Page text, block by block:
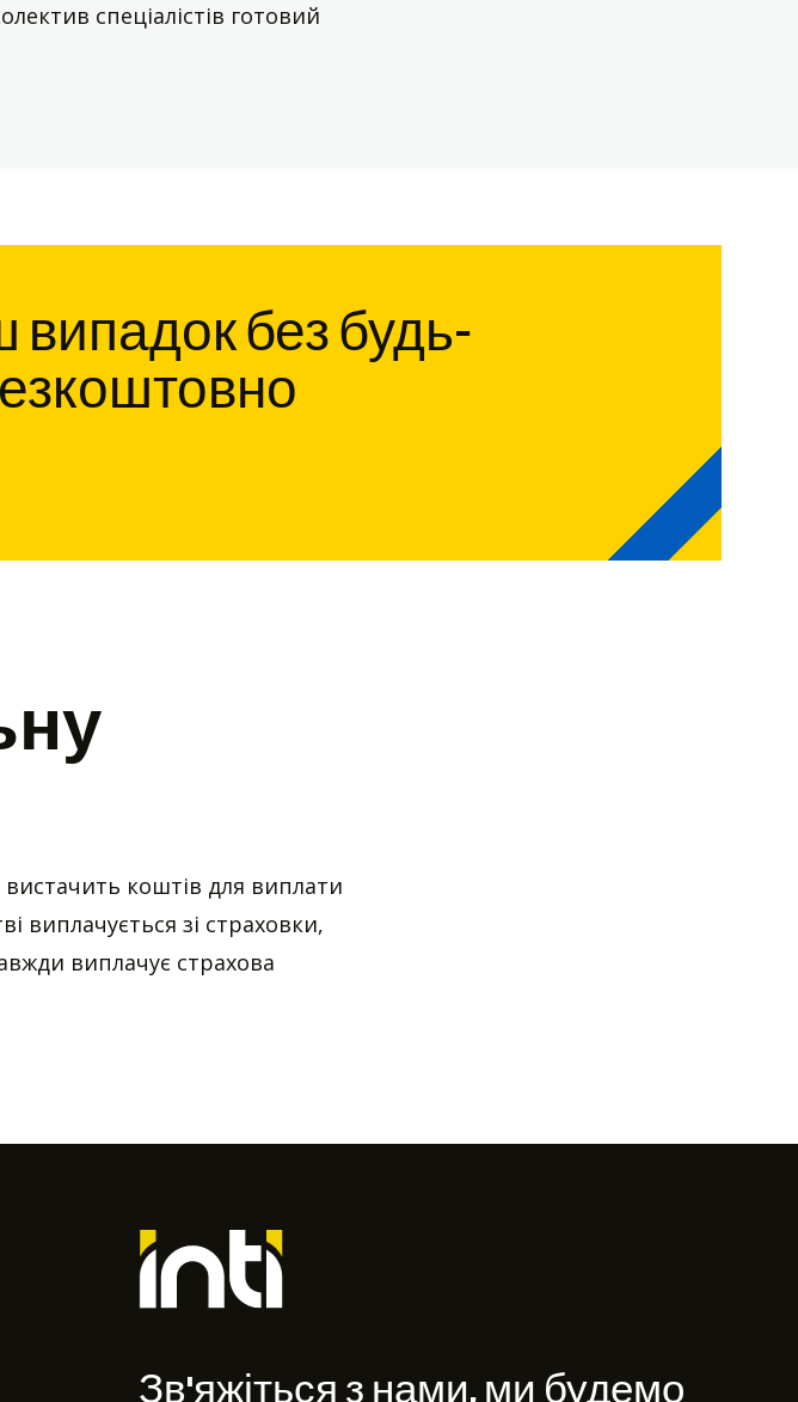
спеціалістів готовий
без будь-
коштів для виплати
виплачується зі страховки,
виплачує страхова